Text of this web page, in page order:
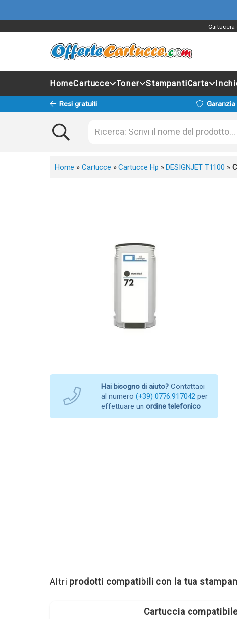
Cartuccia
HomeCartucce Toner StampantiCarta
Resi gratuiti
Home » Cartucce » Cartucce Hp » DESIGNJET T1100 »
Hai bisogno di aiuto? Contattaci
al numero (+39) 0776.917042 per
effettuare un ordine telefonico
Altri prodotti compatibili con la tua
Cartuccia